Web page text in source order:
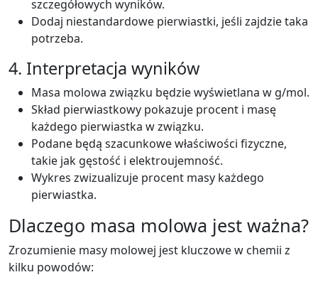
szczegółowych wyników.
Dodaj niestandardowe pierwiastki, jeśli zajdzie taka
potrzeba.
4. Interpretacja wyników
Masa molowa związku będzie wyświetlana w g/mol.
Skład pierwiastkowy pokazuje procent i masę
każdego pierwiastka w związku.
Podane będą szacunkowe właściwości fizyczne,
takie jak gęstość i elektroujemność.
Wykres zwizualizuje procent masy każdego
pierwiastka.
Dlaczego masa molowa jest ważna?
Zrozumienie masy molowej jest kluczowe w chemii z
kilku powodów: